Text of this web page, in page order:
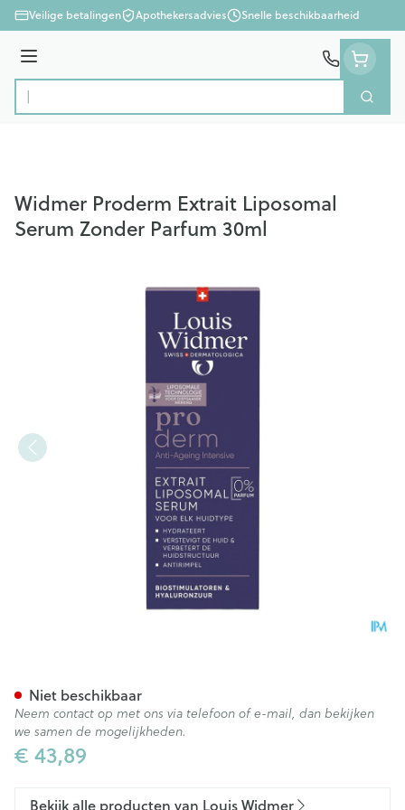
Ga naar de inhoud
Veilige betalingen Apothekersadvies Snelle beschikbaarheid
Menu
Product, merk, categorie...
Zoek
Widmer Proderm Extrait Liposomal
Serum Zonder Parfum 30ml
€ 43,89
Niet beschikbaar
Neem contact op met ons via telefoon of e-mail, dan bekijken
we samen de mogelijkheden.
Bekijk alle producten van Louis Widmer